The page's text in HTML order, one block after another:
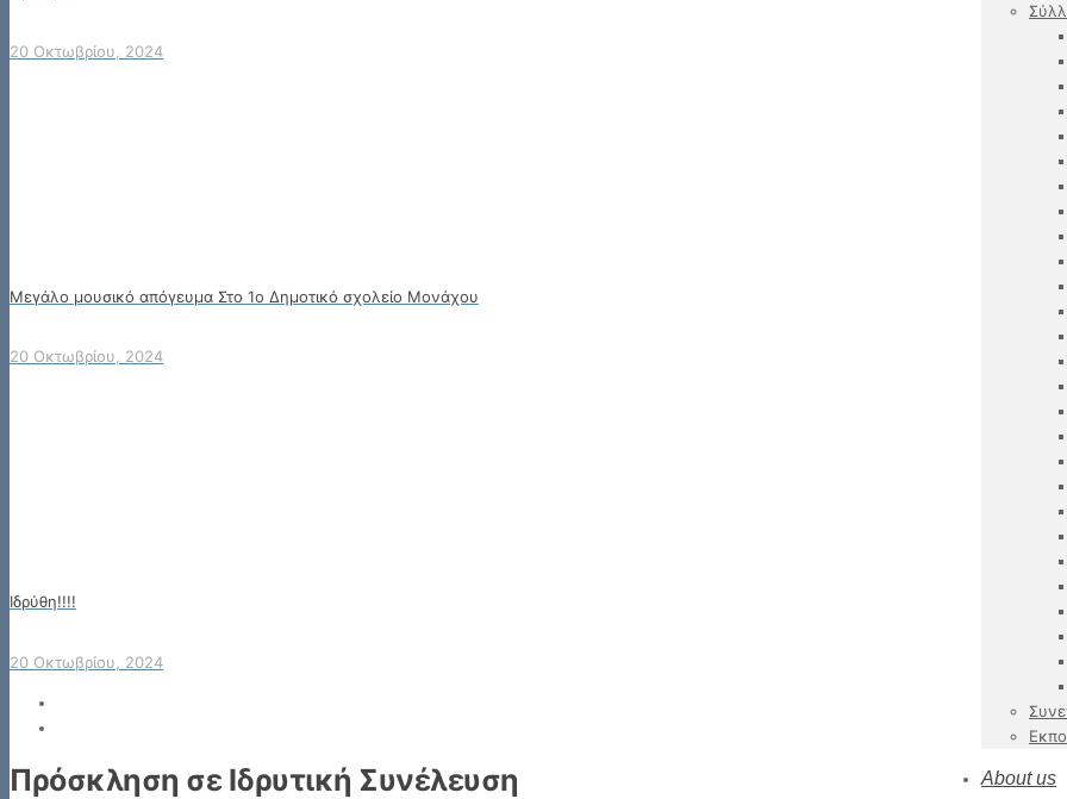
About us
20 Οκτωβρίου, 2024
Μεγάλο μουσικό απόγευμα Στο 1ο Δημοτικό σχολείο Μονάχου
20 Οκτωβρίου, 2024
Ιδρύθη!!!!
20 Οκτωβρίου, 2024
Πρόσκληση σε Ιδρυτική Συνέλευση